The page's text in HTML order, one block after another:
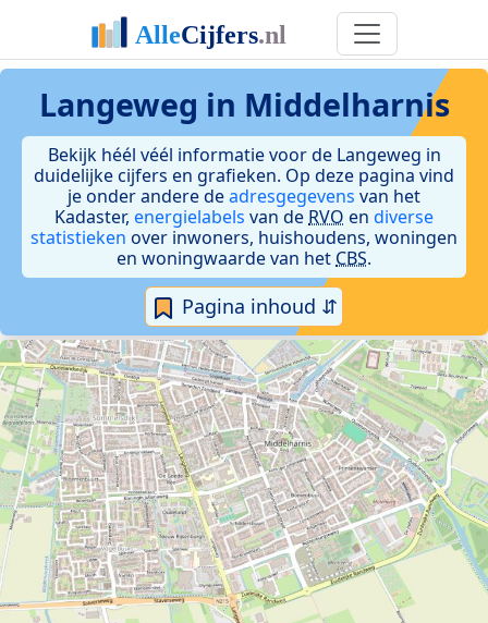
Langeweg in Middelharnis
Bekijk héél véél informatie voor de Langeweg in
duidelijke cijfers en grafieken. Op deze pagina vind
je onder andere deadresgegevens van het
Kadaster, energielabels van de RVO en diverse
statistieken over inwoners, huishoudens, woningen
en woningwaarde van het CBS.
Pagina inhoud ⇵